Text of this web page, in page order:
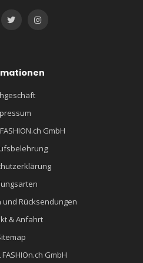
GmbH
Rücksendungen
& Anfahrt
GmbH